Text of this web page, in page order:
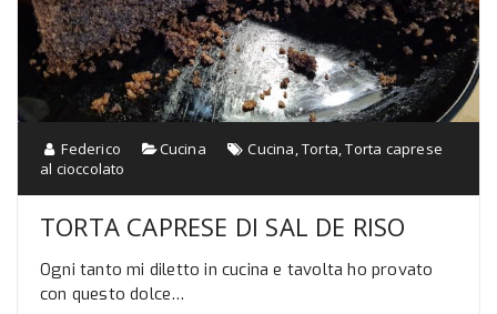
Federico Cucina Cucina,Torta,Torta caprese
al cioccolato
TORTA CAPRESE DI SAL DE RISO
Ogni tanto mi diletto in cucina e tavolta ho provato
con questo dolce…